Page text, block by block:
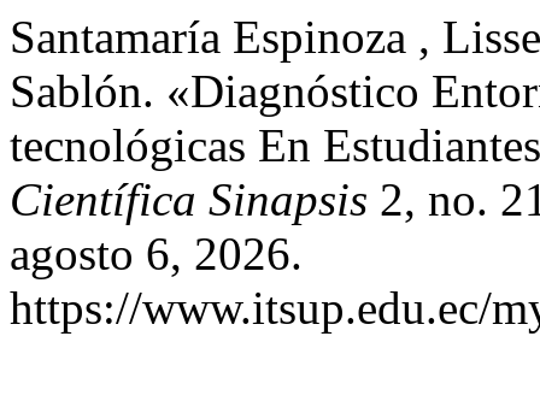
Santamaría Espinoza ,
Sablón. «Diagnóstico
tecnológicas En
Científica Sinapsis 2, no.
agosto 6, 2026.
https://www.itsup.edu.ec/